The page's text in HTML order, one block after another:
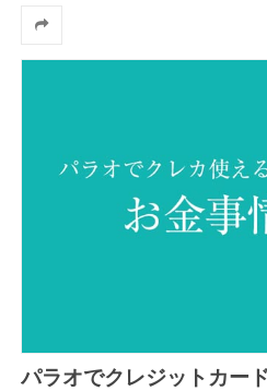
パラオでクレジットカー